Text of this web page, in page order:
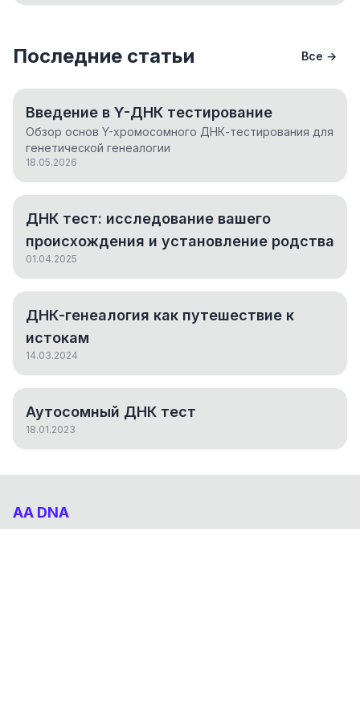
Последние статьи Все →
Введение в Y-ДНК тестирование
Обзор основ Y-хромосомного ДНК-тестирования для
генетической генеалогии
18.05.2026
ДНК тест: исследование вашего
происхождения и установление родства
01.04.2025
ДНК-генеалогия как путешествие к
истокам
14.03.2024
Аутосомный ДНК тест
18.01.2023
AA DNA